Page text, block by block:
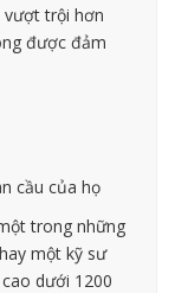
vượt trội hơn
được đảm
cầu của họ
trong những
một kỹ sư
dưới 1200